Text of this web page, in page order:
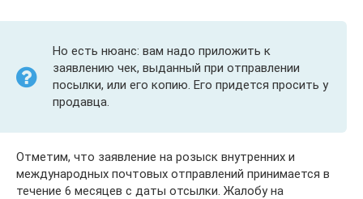
Но есть нюанс: вам надо приложить к
заявлению чек, выданный при отправлении
посылки, или его копию. Его придется просить у
продавца.
Отметим, что заявление на розыск внутренних и
международных почтовых отправлений принимается в
течение 6 месяцев с даты отсылки. Жалобу на